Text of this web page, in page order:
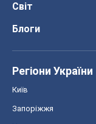
Світ
Блоги
Регіони України
Київ
Запоріжжя